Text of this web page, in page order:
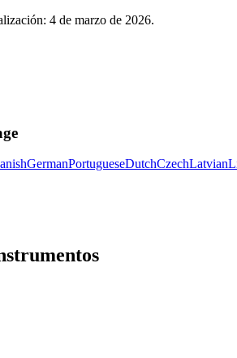
4 de marzo de 2026.
GermanPortugueseDutchCzechLatvian